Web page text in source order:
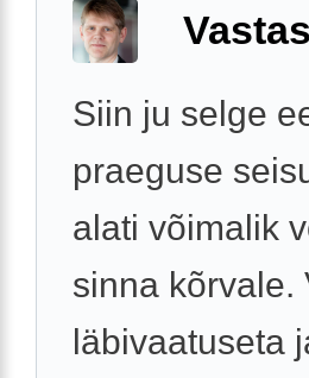
Siin ju selge
praeguse
alati võimalik
sinna kõrvale.
läbivaatuseta